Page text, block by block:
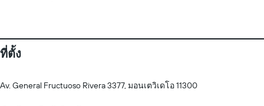
ที่ตั้ง
Av. General Fructuoso Rivera 3377, มอนเตวิเดโอ 11300